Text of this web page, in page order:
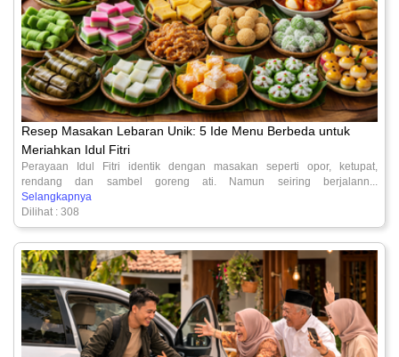
Resep Masakan Lebaran Unik: 5 Ide Menu Berbeda untuk
Meriahkan Idul Fitri
Perayaan Idul Fitri identik dengan masakan seperti opor, ketupat,
rendang dan sambel goreng ati. Namun seiring berjalann...
Selangkapnya
Dilihat : 308